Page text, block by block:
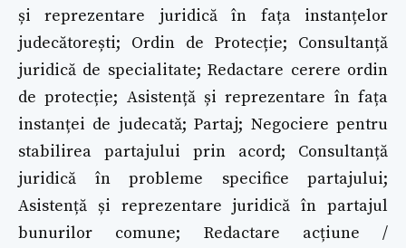
și reprezentare juridică în fața instanțelor
judecătorești; Ordin de Protecție; Consultanță
juridică de specialitate; Redactare cerere ordin
de protecție; Asistență și reprezentare în fața
instanței de judecată; Partaj; Negociere pentru
stabilirea partajului prin acord; Consultanță
juridică în probleme specifice partajului;
Asistență și reprezentare juridică în partajul
bunurilor comune; Redactare acțiune /